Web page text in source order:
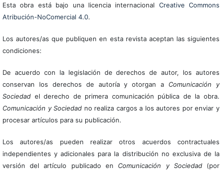
Esta obra está bajo una licencia internacional Creative Commons
Atribución-NoComercial 4.0.
Los autores/as que publiquen en esta revista aceptan las siguientes
condiciones:
De acuerdo con la legislación de derechos de autor, los autores
conservan los derechos de autoría y otorgan a Comunicación y
Sociedadel derecho de primera comunicación pública de la obra.
Comunicación y Sociedad no realiza cargos a los autores por enviar y
procesar artículos para su publicación.
Los autores/as pueden realizar otros acuerdos contractuales
independientes y adicionales para la distribución no exclusiva de la
versión del artículo publicado en Comunicación y Sociedad(por